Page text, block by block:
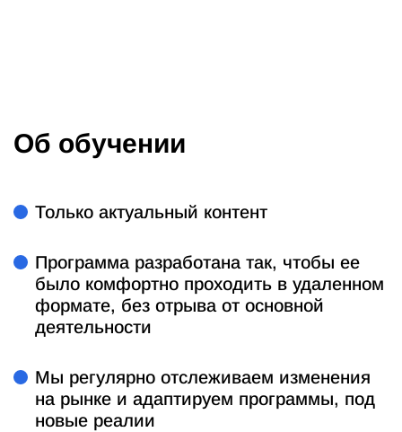
Об обучении
Только актуальный контент
Программа разработана так, чтобы ее
было комфортно проходить в удаленном
формате, без отрыва от основной
деятельности
Мы регулярно отслеживаем изменения
на рынке и адаптируем программы, под
новые реалии